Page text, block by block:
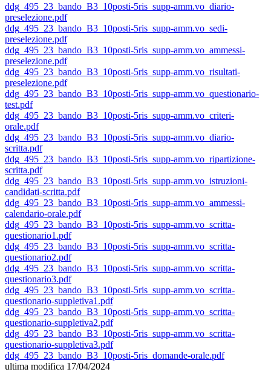
ddg_495_23_bando_B3_10posti-5ris_supp-amm.vo_diario-
preselezione.pdf
ddg_495_23_bando_B3_10posti-5ris_supp-amm.vo_sedi-
preselezione.pdf
ddg_495_23_bando_B3_10posti-5ris_supp-amm.vo_ammessi-
preselezione.pdf
ddg_495_23_bando_B3_10posti-5ris_supp-amm.vo_risultati-
preselezione.pdf
ddg_495_23_bando_B3_10posti-5ris_supp-amm.vo_questionario-
test.pdf
ddg_495_23_bando_B3_10posti-5ris_supp-amm.vo_criteri-
orale.pdf
ddg_495_23_bando_B3_10posti-5ris_supp-amm.vo_diario-
scritta.pdf
ddg_495_23_bando_B3_10posti-5ris_supp-amm.vo_ripartizione-
scritta.pdf
ddg_495_23_bando_B3_10posti-5ris_supp-amm.vo_istruzioni-
candidati-scritta.pdf
ddg_495_23_bando_B3_10posti-5ris_supp-amm.vo_ammessi-
calendario-orale.pdf
ddg_495_23_bando_B3_10posti-5ris_supp-amm.vo_scritta-
questionario1.pdf
ddg_495_23_bando_B3_10posti-5ris_supp-amm.vo_scritta-
questionario2.pdf
ddg_495_23_bando_B3_10posti-5ris_supp-amm.vo_scritta-
questionario3.pdf
ddg_495_23_bando_B3_10posti-5ris_supp-amm.vo_scritta-
questionario-suppletiva1.pdf
ddg_495_23_bando_B3_10posti-5ris_supp-amm.vo_scritta-
questionario-suppletiva2.pdf
ddg_495_23_bando_B3_10posti-5ris_supp-amm.vo_scritta-
questionario-suppletiva3.pdf
ddg_495_23_bando_B3_10posti-5ris_domande-orale.pdf
ultima modifica 17/04/2024